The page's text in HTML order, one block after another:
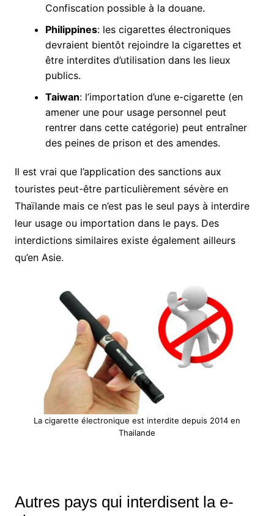
Confiscation possible à la douane.
Philippines: les cigarettes électroniques
devraient bientôt rejoindre la cigarettes et
être interdites d’utilisation dans les lieux
publics.
Taiwan: l’importation d’une e-cigarette (en
amener une pour usage personnel peut
rentrer dans cette catégorie) peut entraîner
des peines de prison et des amendes.
Il est vrai que l’application des sanctions aux
touristes peut-être particulièrement sévère en
Thaïlande mais ce n’est pas le seul pays à interdire
leur usage ou importation dans le pays. Des
interdictions similaires existe également ailleurs
qu’en Asie.
La cigarette électronique est interdite depuis 2014 en
Thailande
Autres pays qui interdisent la e-